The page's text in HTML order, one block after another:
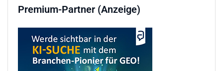
Premium-Partner (Anzeige)